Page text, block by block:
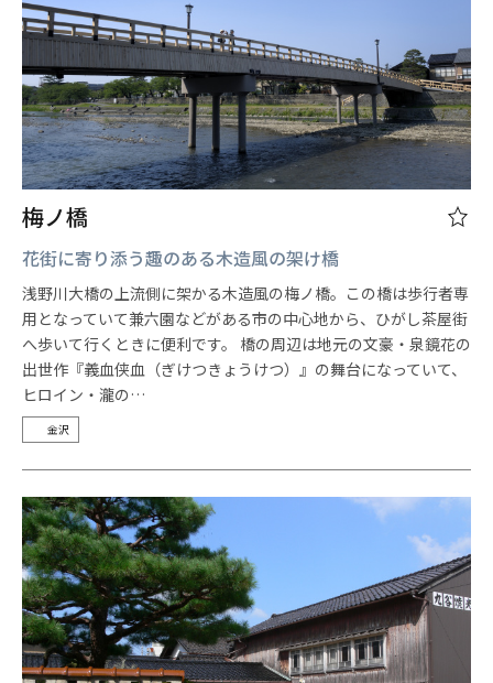
梅ノ橋
花街に寄り添う趣のある木造風の架け橋
浅野川大橋の上流側に架かる木造風の梅ノ橋。この橋は歩行者専
用となっていて兼六園などがある市の中心地から、ひがし茶屋街
へ歩いて行くときに便利です。 橋の周辺は地元の文豪・泉鏡花の
出世作『義血侠血（ぎけつきょうけつ）』の舞台になっていて、
ヒロイン・瀧の…
金沢